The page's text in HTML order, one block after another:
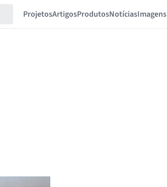
ProjetosArtigosProdutosNotíciasImagens